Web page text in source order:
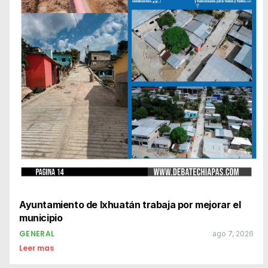
Ayuntamiento de Ixhuatán trabaja por mejorar el
municipio
GENERAL ago 7, 2026
Leer mas